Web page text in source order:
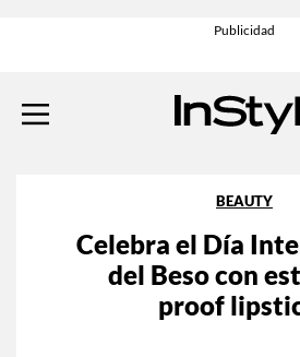
BEAUTY
Celebra el Día
del Beso con
proof